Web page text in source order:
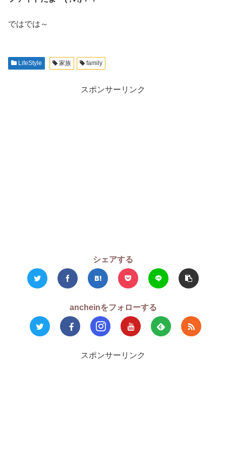
ではでは～
LifeStyle 家族 family
スポンサーリンク
シェアする
ancheinをフォローする
スポンサーリンク